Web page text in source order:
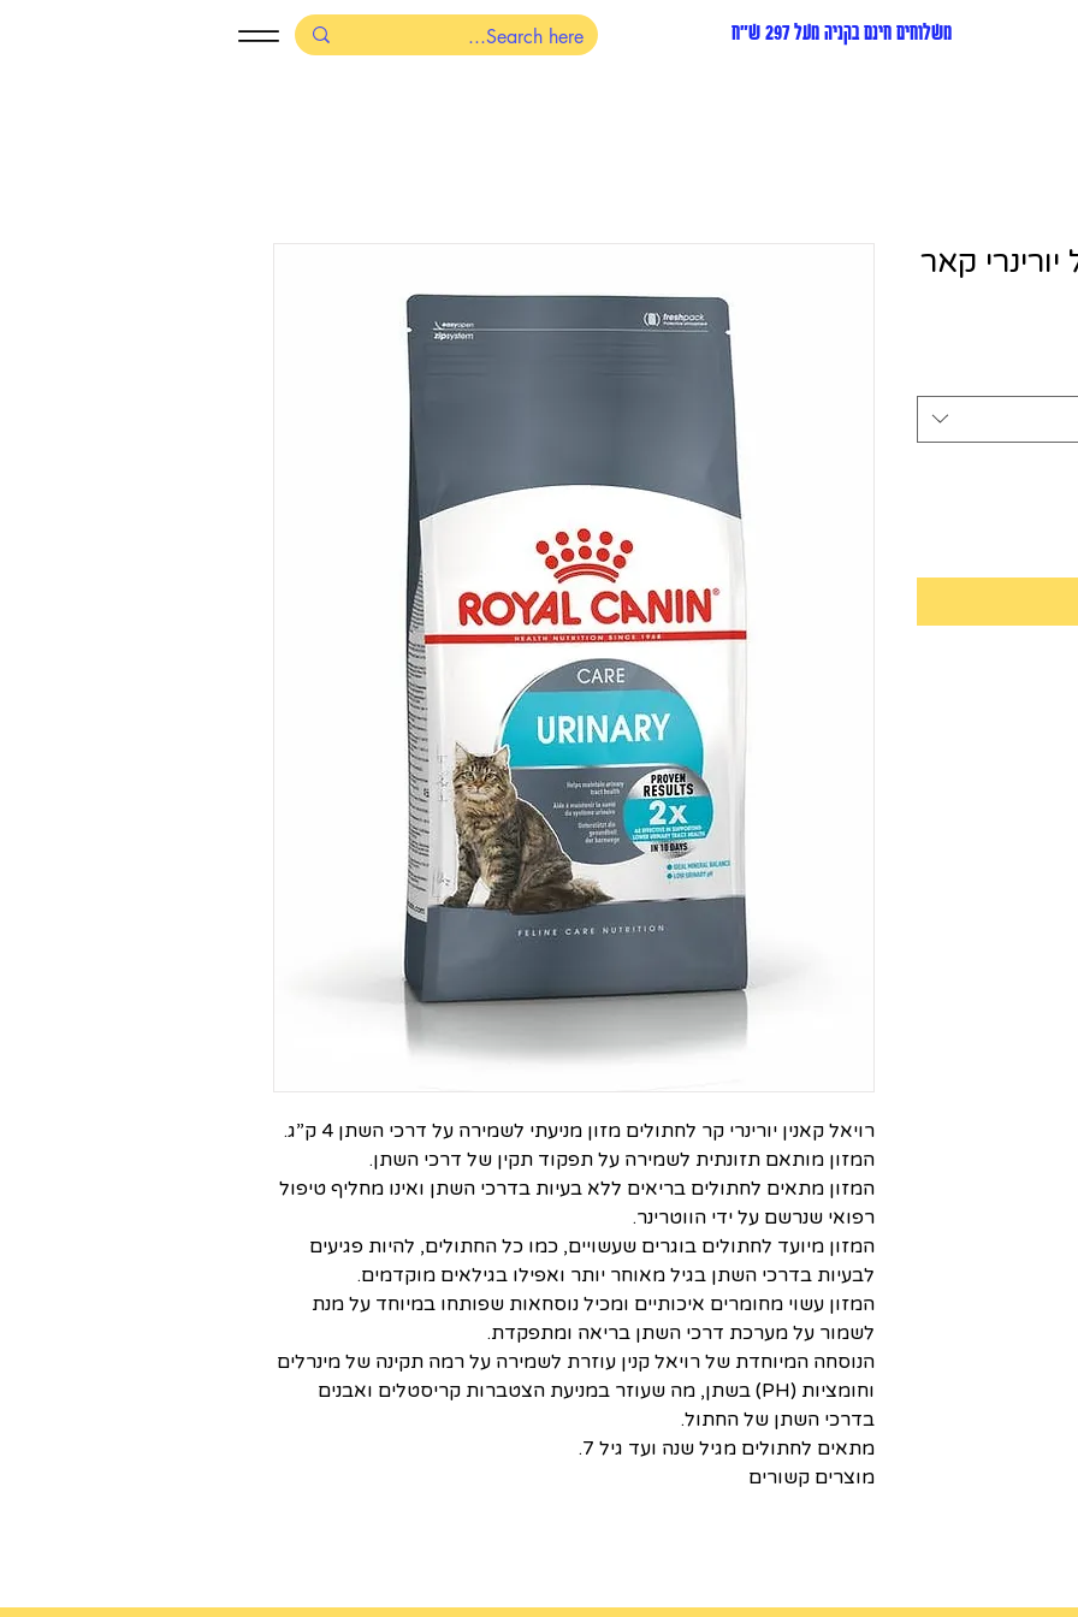
משלוחים חינם בקניה מעל 297 ש"ח
רויאל קאנין יורינרי קר לחתולים מזון מניעתי לשמירה על דרכי השתן 4 ק”ג.
המזון מותאם תזונתית לשמירה על תפקוד תקין של דרכי השתן.
המזון מתאים לחתולים בריאים ללא בעיות בדרכי השתן ואינו מחליף טיפול
רפואי שנרשם על ידי הווטרינר.
המזון מיועד לחתולים בוגרים שעשויים, כמו כל החתולים, להיות פגיעים
לבעיות בדרכי השתן בגיל מאוחר יותר ואפילו בגילאים מוקדמים.
המזון עשוי מחומרים איכותיים ומכיל נוסחאות שפותחו במיוחד על מנת
לשמור על מערכת דרכי השתן בריאה ומתפקדת.
הנוסחה המיוחדת של רויאל קנין עוזרת לשמירה על רמה תקינה של מינרלים
וחומציות (PH) בשתן, מה שעוזר במניעת הצטברות קריסטלים ואבנים
בדרכי השתן של החתול.
מתאים לחתולים מגיל שנה ועד גיל 7.
מוצרים קשורים
יורינרי קאר